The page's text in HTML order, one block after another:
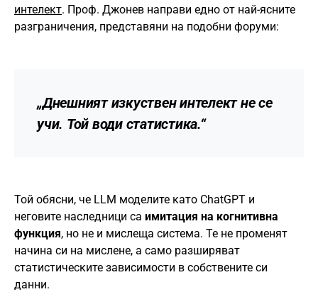
интелект. Проф. Джонев направи едно от най-ясните
разграничения, представяни на подобни форуми:
„Днешният изкуствен интелект не се
учи. Той води статистика.“
Той обясни, че LLM моделите като ChatGPT и
неговите наследници са имитация на когнитивна
функция, но не и мислеща система. Те не променят
начина си на мислене, а само разширяват
статистическите зависимости в собствените си
данни.